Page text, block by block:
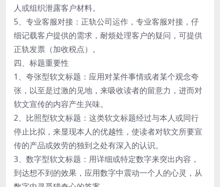
人或组织泄露客户材料。
5、专业客服对接：正轨公司运作，专业客服对接，仔
细记载客户提供的需求，耐烦处理客户的疑问，可提供
正轨发票（加收税点）。
四、标题重要性
1、夸张型软文标题：应用对某件事情或者某个观念夸
张，以至是过激的见地，来吸收读者的留意力，进而对
软文宣传的内容产生兴味。
2、比照型软文标题：这类软文标题经过与本人或同行
停止比拟，来显现本人的优越性，使读者对软文所要宣
传的产品或效劳的独到之处有深入的认识。
3、数字型软文标题：用详细或特定数字来突出内容，
到达想不到的效果，应用数字中震动一个人的心灵，从